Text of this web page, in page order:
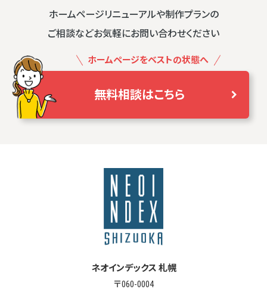
ホームページリニューアルや制作プランの
ご相談などお気軽にお問い合わせください
ホームページをベストの状態へ
無料相談はこちら
ネオインデックス 札幌
〒060-0004